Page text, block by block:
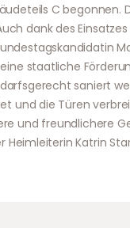
C
dank des
staatliche
saniert
und die Türen
und freundlichere
Heimleiterin Katrin